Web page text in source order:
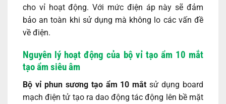
cho vỉ hoạt động. Với mức điện áp này sẽ đảm
bảo an toàn khi sử dụng mà không lo các vấn đề
về điện.
Nguyên lý hoạt động của bộ vỉ tạo ẩm 10 mắt
tạo ẩm siêu âm
Bộ vỉ phun sương tạo ẩm 10 mắt sử dụng board
mạch điện tử tạo ra dao động tác động lên bề mặt